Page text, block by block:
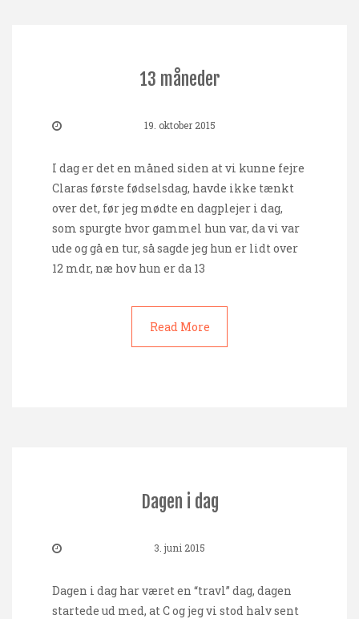
13 måneder
19. oktober 2015
I dag er det en måned siden at vi kunne fejre
Claras første fødselsdag, havde ikke tænkt
over det, før jeg mødte en dagplejer i dag,
som spurgte hvor gammel hun var, da vi var
ude og gå en tur, så sagde jeg hun er lidt over
12 mdr, næ hov hun er da 13
Read More
Dagen i dag
3. juni 2015
Dagen i dag har været en “travl” dag, dagen
startede ud med, at C og jeg vi stod halv sent